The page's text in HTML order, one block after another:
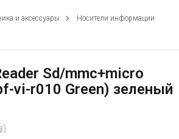
и аксессуары
Носители информации
Sd/mmc+micro
vi-r010 Green) зеленый